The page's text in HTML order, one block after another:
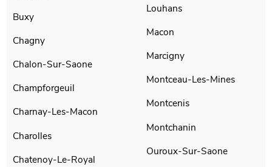
Buxy
Chagny
Chalon-Sur-Saone
Champforgeuil
Charnay-Les-Macon
Charolles
Chatenoy-Le-Royal
Louhans
Macon
Marcigny
Montceau-Les-Mines
Montcenis
Montchanin
Ouroux-Sur-Saone